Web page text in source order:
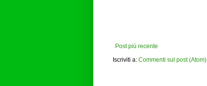
Post più recente
Iscriviti a: Commenti sul post (Atom)